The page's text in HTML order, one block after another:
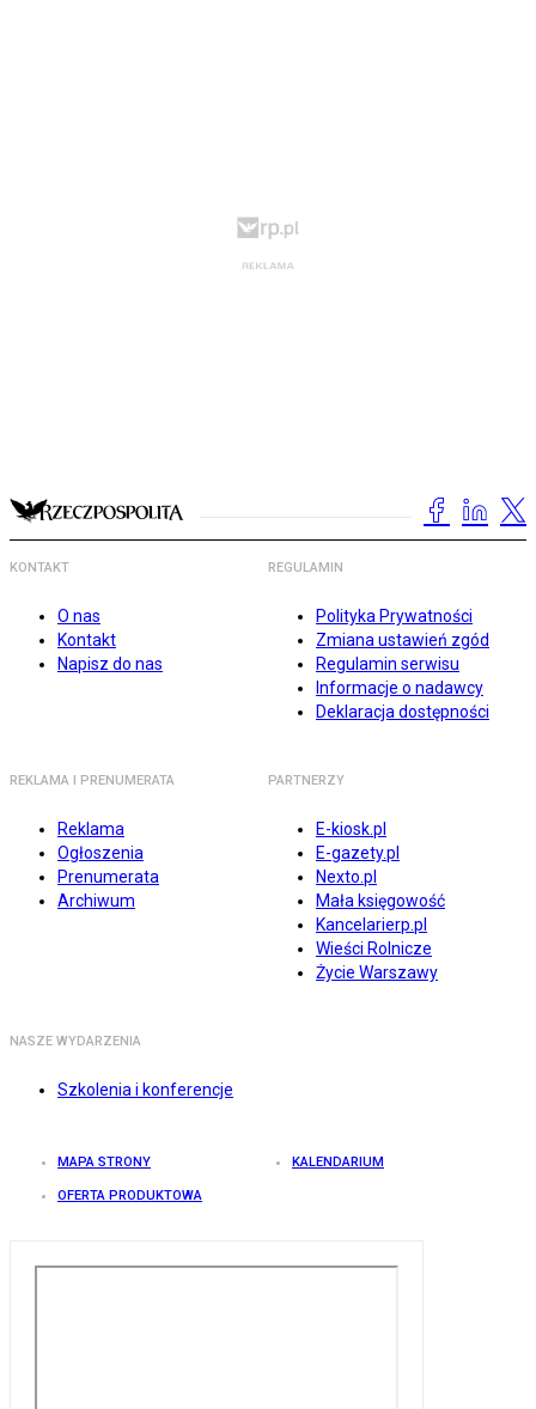
KONTAKT
O nas
Kontakt
Napisz do nas
REGULAMIN
Polityka Prywatności
Zmiana ustawień zgód
Regulamin serwisu
Informacje o nadawcy
Deklaracja dostępności
REKLAMA I PRENUMERATA
Reklama
Ogłoszenia
Prenumerata
Archiwum
PARTNERZY
E-kiosk.pl
E-gazety.pl
Nexto.pl
Mała księgowość
Kancelarierp.pl
Wieści Rolnicze
Życie Warszawy
NASZE WYDARZENIA
Szkolenia i konferencje
MAPA STRONY KALENDARIUM
OFERTA PRODUKTOWA